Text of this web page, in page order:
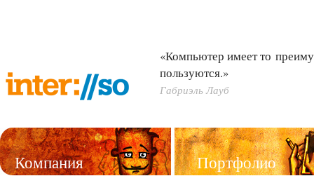
«Компьютер имеет то
пользуются.»
Габриэль Лауб
Компания Портфолио